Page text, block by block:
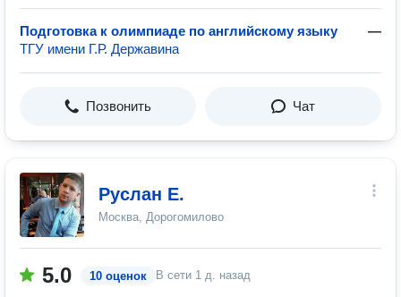
Подготовка к олимпиаде по английскому языку
—
ТГУ имени Г.Р. Державина
Позвонить Чат
Руслан Е.
Москва, Дорогомилово
5.0 10 оценок В сети 1 д. назад